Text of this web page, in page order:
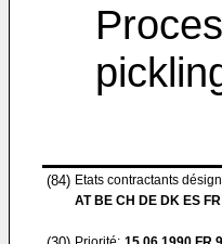
(84) Etats contractants
AT BE CH DE DK ES